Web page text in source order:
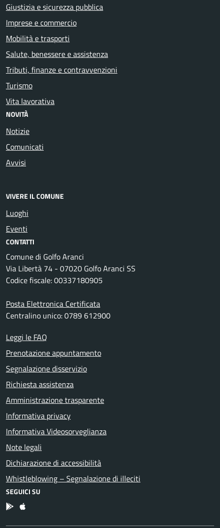
Giustizia e sicurezza pubblica
Imprese e commercio
Mobilità e trasporti
Salute, benessere e assistenza
Tributi, finanze e contravvenzioni
Turismo
Vita lavorativa
NOVITÀ
Notizie
Comunicati
Avvisi
VIVERE IL COMUNE
Luoghi
Eventi
CONTATTI
Comune di Golfo Aranci
Via Libertà 74 - 07020 Golfo Aranci SS
Codice fiscale: 00337180905
Posta Elettronica Certificata
Centralino unico: 0789 612900
Leggi le FAQ
Prenotazione appuntamento
Segnalazione disservizio
Richiesta assistenza
Amministrazione trasparente
Informativa privacy
Informativa Videosorveglianza
Note legali
Dichiarazione di accessibilità
Whistleblowing – Segnalazione di illeciti
SEGUICI SU
App Android
App IOS